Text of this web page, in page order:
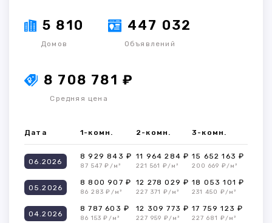
5 810
Домов
447 032
Объявлений
8 708 781 ₽
Средняя цена
Дата 1-комн. 2-комн. 3-комн.
06.2026
8 929 843 ₽
87 547 ₽/м²
11 964 284 ₽
221 561 ₽/м²
15 652 163 ₽
200 669 ₽/м²
05.2026
8 800 907 ₽
86 283 ₽/м²
12 278 029 ₽
227 371 ₽/м²
18 053 101 ₽
231 450 ₽/м²
04.2026
8 787 603 ₽
86 153 ₽/м²
12 309 773 ₽
227 959 ₽/м²
17 759 123 ₽
227 681 ₽/м²